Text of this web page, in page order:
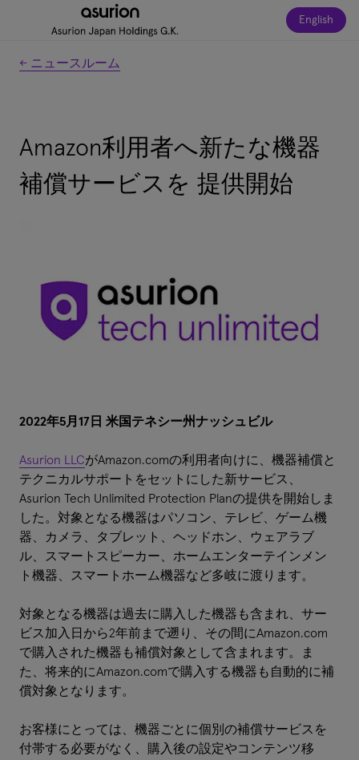
English
← ニュースルーム
Amazon利用者へ新たな機器
補償サービスを 提供開始
2022年5月17日 米国テネシー州ナッシュビル
Asurion LLCがAmazon.comの利用者向けに、機器補償と
テクニカルサポートをセットにした新サービス、
Asurion Tech Unlimited Protection Planの提供を開始しま
した。対象となる機器はパソコン、テレビ、ゲーム機
器、カメラ、タブレット、ヘッドホン、ウェアラブ
ル、スマートスピーカー、ホームエンターテインメン
ト機器、スマートホーム機器など多岐に渡ります。
対象となる機器は過去に購入した機器も含まれ、サー
ビス加入日から2年前まで遡り、その間にAmazon.com
で購入された機器も補償対象として含まれます。ま
た、将来的にAmazon.comで購入する機器も自動的に補
償対象となります。
お客様にとっては、機器ごとに個別の補償サービスを
付帯する必要がなく、購入後の設定やコンテンツ移